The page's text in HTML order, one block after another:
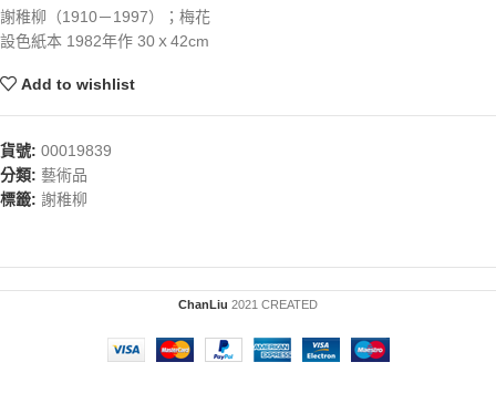
謝稚柳（1910－1997）；梅花
設色紙本 1982年作 30ｘ42cm
Add to wishlist
貨號: 00019839
分類: 藝術品
標籤: 謝稚柳
ChanLiu 2021 CREATED